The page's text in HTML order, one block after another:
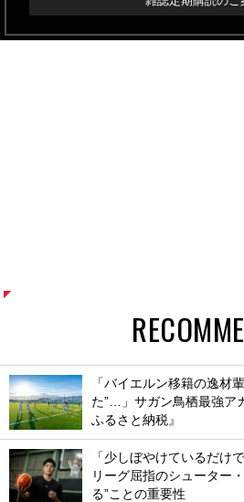
「バイエルン移籍の逸材
た”…」サガン鳥栖最強ア
ふるさと納税』
「少しぼやけているだけ
リーグ屈指のシューター
る”ことの重要性